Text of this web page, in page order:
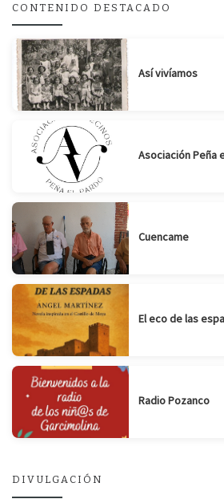
CONTENIDO DESTACADO
Así vivíamos
Asociación Peña
Cuencame
El eco de las
Radio Pozanco
DIVULGACIÓN
Suscribirse